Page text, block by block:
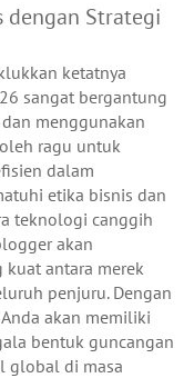
dengan Strategi
ketatnya
sangat bergantung
menggunakan
ragu untuk
dalam
etika bisnis dan
teknologi canggih
akan
antara merek
penjuru. Dengan
akan memiliki
bentuk guncangan
global di masa